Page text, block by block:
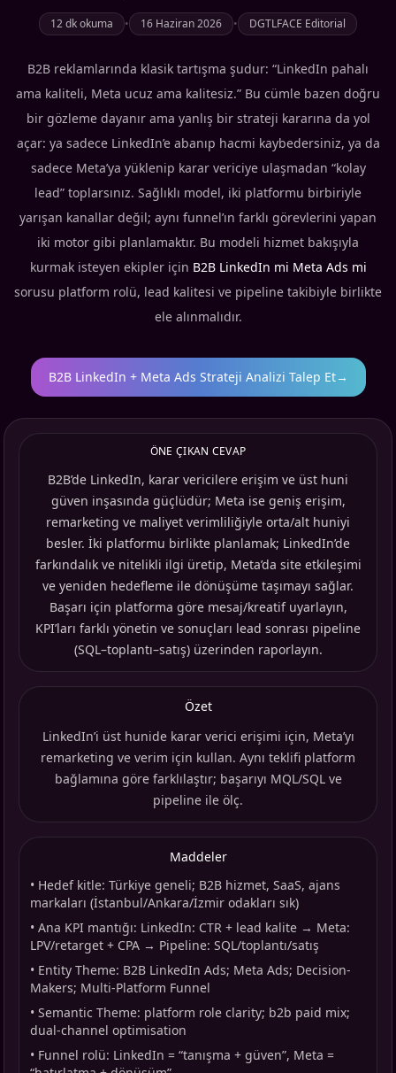
12 dk okuma • 16 Haziran 2026 • DGTLFACE Editorial
B2B reklamlarında klasik tartışma şudur: “LinkedIn pahalı
ama kaliteli, Meta ucuz ama kalitesiz.” Bu cümle bazen doğru
bir gözleme dayanır ama yanlış bir strateji kararına da yol
açar: ya sadece LinkedIn’e abanıp hacmi kaybedersiniz, ya da
sadece Meta’ya yüklenip karar vericiye ulaşmadan “kolay
lead” toplarsınız. Sağlıklı model, iki platformu birbiriyle
yarışan kanallar değil; aynı funnel’ın farklı görevlerini yapan
iki motor gibi planlamaktır. Bu modeli hizmet bakışıyla
kurmak isteyen ekipler için B2B LinkedIn mi Meta Ads mi
sorusu platform rolü, lead kalitesi ve pipeline takibiyle birlikte
ele alınmalıdır.
B2B LinkedIn + Meta Ads Strateji Analizi Talep Et→
ÖNE ÇIKAN CEVAP
B2B’de LinkedIn, karar vericilere erişim ve üst huni
güven inşasında güçlüdür; Meta ise geniş erişim,
remarketing ve maliyet verimliliğiyle orta/alt huniyi
besler. İki platformu birlikte planlamak; LinkedIn’de
farkındalık ve nitelikli ilgi üretip, Meta’da site etkileşimi
ve yeniden hedefleme ile dönüşüme taşımayı sağlar.
Başarı için platforma göre mesaj/kreatif uyarlayın,
KPI’ları farklı yönetin ve sonuçları lead sonrası pipeline
(SQL–toplantı–satış) üzerinden raporlayın.
Özet
LinkedIn’i üst hunide karar verici erişimi için, Meta’yı
remarketing ve verim için kullan. Aynı teklifi platform
bağlamına göre farklılaştır; başarıyı MQL/SQL ve
pipeline ile ölç.
Maddeler
• Hedef kitle: Türkiye geneli; B2B hizmet, SaaS, ajans
markaları (İstanbul/Ankara/İzmir odakları sık)
• Ana KPI mantığı: LinkedIn: CTR + lead kalite → Meta:
LPV/retarget + CPA → Pipeline: SQL/toplantı/satış
• Entity Theme: B2B LinkedIn Ads; Meta Ads; Decision-
Makers; Multi-Platform Funnel
• Semantic Theme: platform role clarity; b2b paid mix;
dual-channel optimisation
• Funnel rolü: LinkedIn = “tanışma + güven”, Meta =